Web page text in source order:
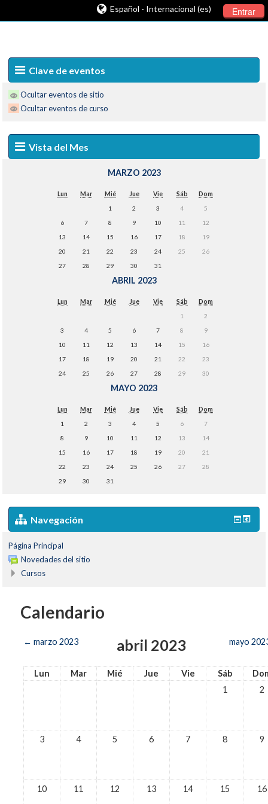
Entrar
Español - Internacional (es)
Clave de eventos
Ocultar eventos de sitio
Ocultar eventos de curso
Vista del Mes
MARZO 2023
Lun Mar Mié Jue Vie Sáb
Dom
1
2 3 4
5
6
7 8 9 10 11
12
13
14 15 16 17 18
19
20
21 22 23 24 25
26
27
28 29 30 31
ABRIL 2023
Lun Mar Mié Jue Vie Sáb
Dom
1
2
3
4 5 6 7 8
9
10
11 12 13 14 15
16
17
18 19 20 21 22
23
24
25 26 27 28 29 30
MAYO 2023
Lun Mar Mié Jue Vie Sáb
Dom
1
2 3 4 5 6
7
8
9 10 11 12 13
14
15
16 17 18 19 20
21
22
23 24 25 26 27
28
29
30 31
Navegación
Página Principal
Novedades del sitio
Cursos
Calendario
← marzo 2023 abril 2023 mayo
Lun Mar Mié Jue Vie Sáb
1
2
3 4 5 6 7 8 9
10 11 12 13 14 15 16